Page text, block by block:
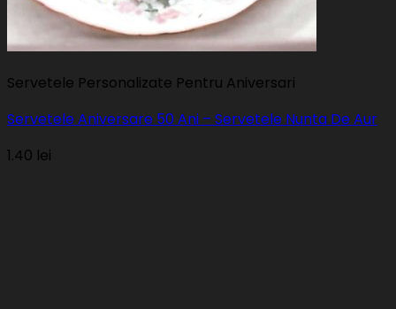
Servetele Personalizate Pentru Aniversari
Servetele Aniversare 50 Ani – Servetele Nunta De Aur
1.40 lei